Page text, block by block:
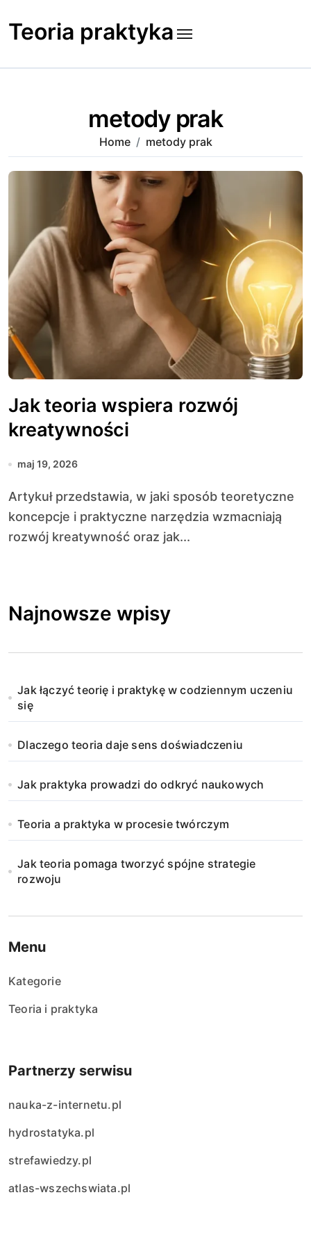
to
content
Teoria praktyka
metody prak
Home metody prak
Jak teoria wspiera rozwój
kreatywności
maj 19, 2026
Artykuł przedstawia, w jaki sposób teoretyczne
koncepcje i praktyczne narzędzia wzmacniają
rozwój kreatywność oraz jak...
Najnowsze wpisy
Jak łączyć teorię i praktykę w codziennym uczeniu
się
Dlaczego teoria daje sens doświadczeniu
Jak praktyka prowadzi do odkryć naukowych
Teoria a praktyka w procesie twórczym
Jak teoria pomaga tworzyć spójne strategie
rozwoju
Menu
Kategorie
Teoria i praktyka
Partnerzy serwisu
nauka-z-internetu.pl
hydrostatyka.pl
strefawiedzy.pl
atlas-wszechswiata.pl